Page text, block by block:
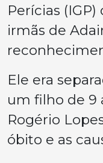
Perícias
irmãs de
Ele era
um filho de 9
Rogério
óbito e as